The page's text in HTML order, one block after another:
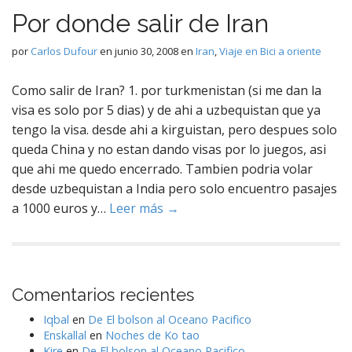
Por donde salir de Iran
por Carlos Dufouren junio 30, 2008en Iran,Viaje en Bici a oriente
Como salir de Iran? 1. por turkmenistan (si me dan la
visa es solo por 5 dias) y de ahi a uzbequistan que ya
tengo la visa. desde ahi a kirguistan, pero despues solo
queda China y no estan dando visas por lo juegos, asi
que ahi me quedo encerrado. Tambien podria volar
desde uzbequistan a India pero solo encuentro pasajes
a 1000 euros y… Leer más →
Comentarios recientes
Iqbal en De El bolson al Oceano Pacifico
Enskallal en Noches de Ko tao